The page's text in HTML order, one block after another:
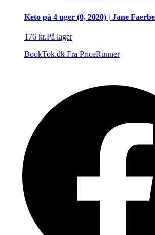
Keto på 4 uger (0, 2020) | Jane
176 kr.På lager
BookTok.dk Fra PriceRunner